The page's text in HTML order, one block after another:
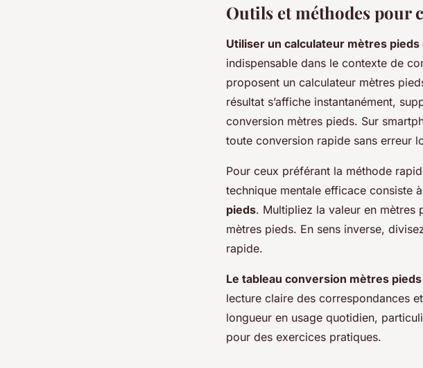
Outils et méthodes pour
Utiliser un calculateur mètres pieds
indispensable dans le contexte de
proposent un calculateur mètres
résultat s’affiche instantanément,
conversion mètres pieds. Sur
toute conversion rapide sans erreur
Pour ceux préférant la méthode
technique mentale efficace consiste
pieds. Multipliez la valeur en mètres
mètres pieds. En sens inverse,
rapide.
Le tableau conversion mètres pieds
lecture claire des correspondances
longueur en usage quotidien,
pour des exercices pratiques.